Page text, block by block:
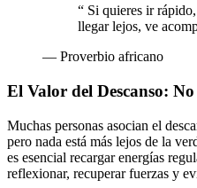
“ Si quieres ir
llegar lejos, ve
— Proverbio africano
El Valor del Descanso:
Muchas personas asocian el
pero nada está más lejos de la
es esencial recargar energías
reflexionar, recuperar fuerzas y